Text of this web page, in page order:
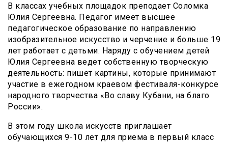
В классах учебных площадок преподает Соломка
Юлия Сергеевна. Педагог имеет высшее
педагогическое образование по направлению
изобразительное искусство и черчение и больше 19
лет работает с детьми. Наряду с обучением детей
Юлия Сергеевна ведет собственную творческую
деятельность: пишет картины, которые принимают
участие в ежегодном краевом фестиваля-конкурсе
народного творчества «Во славу Кубани, на благо
России».
В этом году школа искусств приглашает
обучающихся 9-10 лет для приема в первый класс